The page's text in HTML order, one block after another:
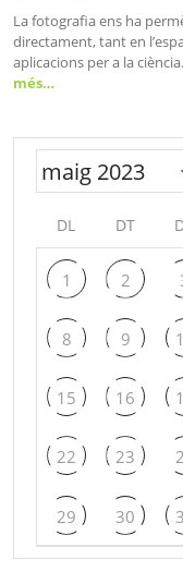
La fotografia ens ha
directament, tant en
aplicacions per a la
més…
DL DT
1 2
8 9
15 16
22 23
29 30